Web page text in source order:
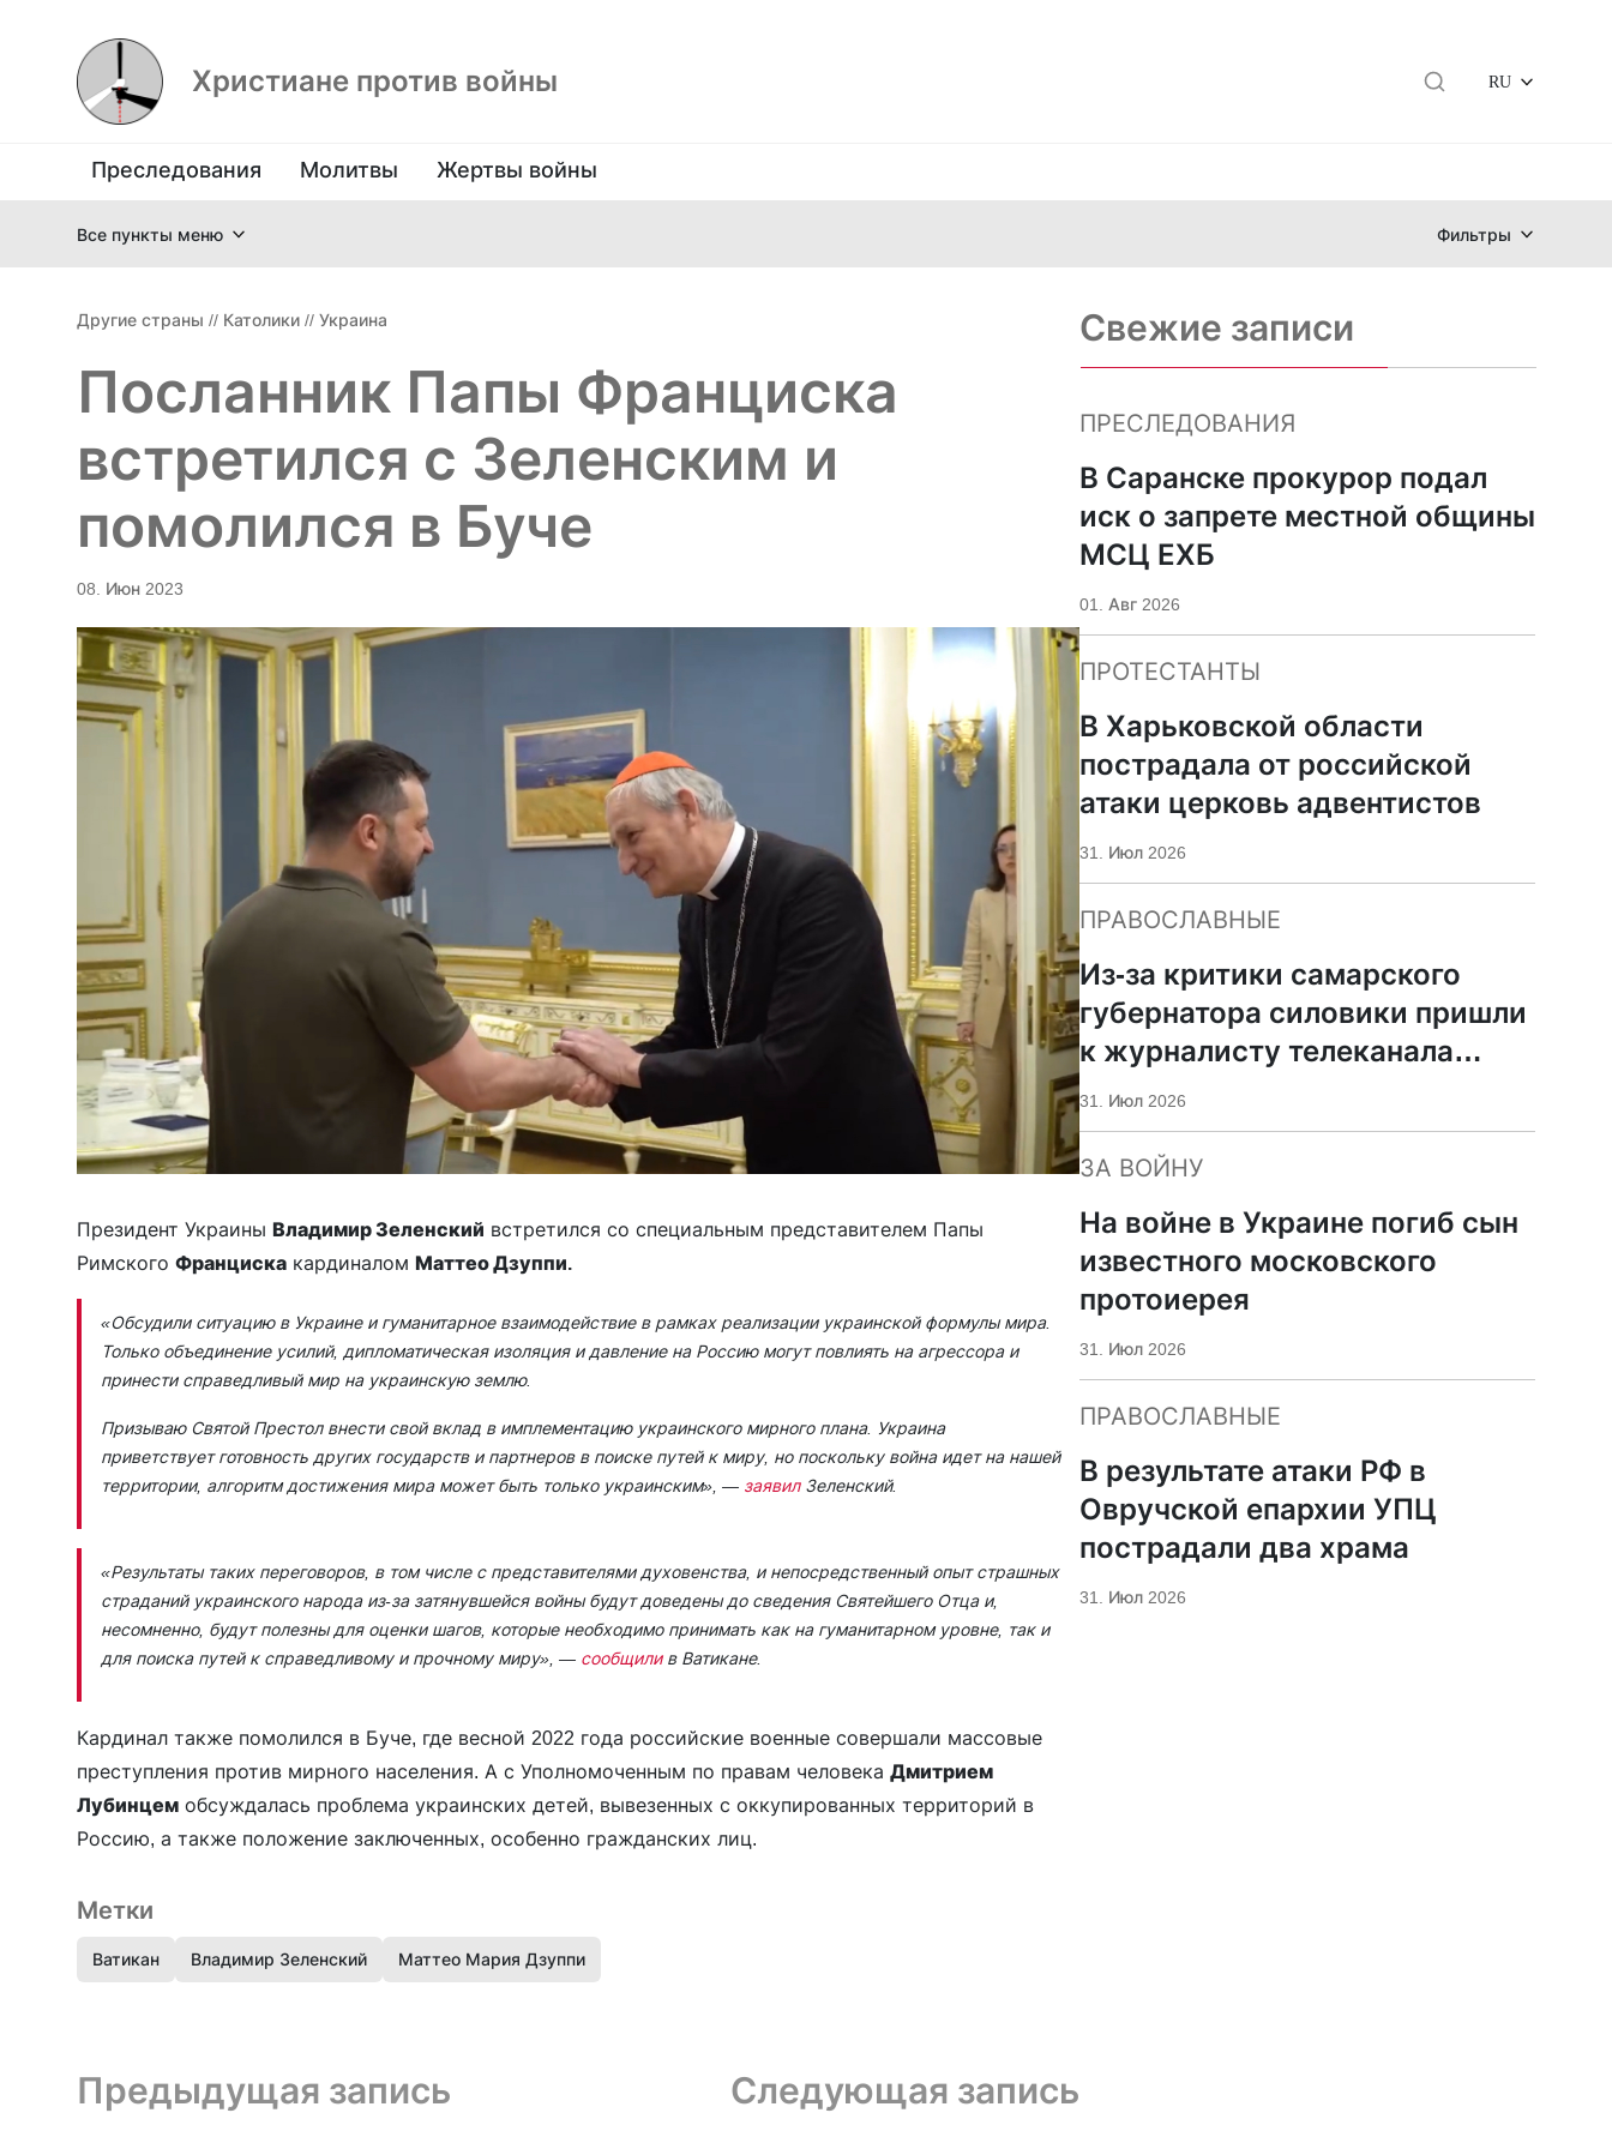
Христиане против войны RU
Преследования Молитвы Жертвы войны
Все пункты меню Фильтры
Другие страны // Католики // Украина
Посланник Папы Франциска
встретился с Зеленским и
помолился в Буче
08. Июн 2023
Президент Украины Владимир Зеленский встретился со специальным представителем Папы
Римского Франциска кардиналом Маттео Дзуппи.
«Обсудили ситуацию в Украине и гуманитарное взаимодействие в рамках реализации украинской формулы мира.
Только объединение усилий, дипломатическая изоляция и давление на Россию могут повлиять на агрессора и
принести справедливый мир на украинскую землю.
Призываю Святой Престол внести свой вклад в имплементацию украинского мирного плана. Украина
приветствует готовность других государств и партнеров в поиске путей к миру, но поскольку война идет на нашей
территории, алгоритм достижения мира может быть только украинским», — заявилЗеленский.
«Результаты таких переговоров, в том числе с представителями духовенства, и непосредственный опыт страшных
страданий украинского народа из-за затянувшейся войны будут доведены до сведения Святейшего Отца и,
несомненно, будут полезны для оценки шагов, которые необходимо принимать как на гуманитарном уровне, так и
для поиска путей к справедливому и прочному миру» , — сообщилив Ватикане.
Кардинал также помолился в Буче, где весной 2022 года российские военные совершали массовые
преступления против мирного населения. А с Уполномоченным по правам человека Дмитрием
Лубинцем обсуждалась проблема украинских детей, вывезенных с оккупированных территорий в
Россию, а также положение заключенных, особенно гражданских лиц.
Метки
Ватикан Владимир Зеленский Маттео Мария Дзуппи
Предыдущая запись и следующая запись
Предыдущая запись Следующая запись
Свежие записи
ПРЕСЛЕДОВАНИЯ
В Саранске прокурор подал
иск о запрете местной общины
МСЦ ЕХБ
01. Авг 2026
ПРОТЕСТАНТЫ
В Харьковской области
пострадала от российской
атаки церковь адвентистов
31. Июл 2026
ПРАВОСЛАВНЫЕ
Из-за критики самарского
губернатора силовики пришли
к журналисту телеканала
«Царьград»
31. Июл 2026
ЗА ВОЙНУ
На войне в Украине погиб сын
известного московского
протоиерея
31. Июл 2026
ПРАВОСЛАВНЫЕ
В результате атаки РФ в
Овручской епархии УПЦ
пострадали два храма
31. Июл 2026